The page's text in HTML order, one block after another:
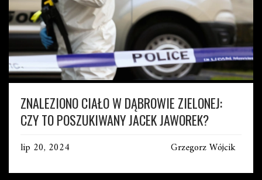
ZNALEZIONO CIAŁO W DĄBROWIE ZIELONEJ:
CZY TO POSZUKIWANY JACEK JAWOREK?
lip 20, 2024 Grzegorz Wójcik